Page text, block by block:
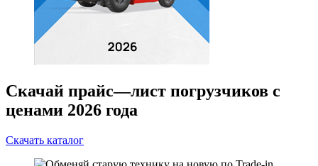
Скачай прайс—лист погрузчиков с
ценами 2026 года
Скачать каталог